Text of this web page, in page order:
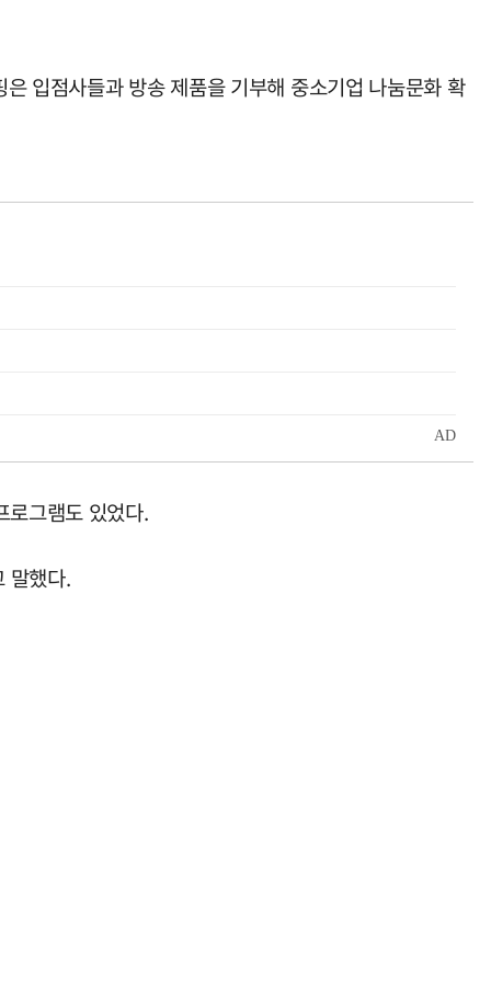
입점사들과 방송 제품을 기부해 중소기업 나눔문화 확
로그램도 있었다.
말했다.